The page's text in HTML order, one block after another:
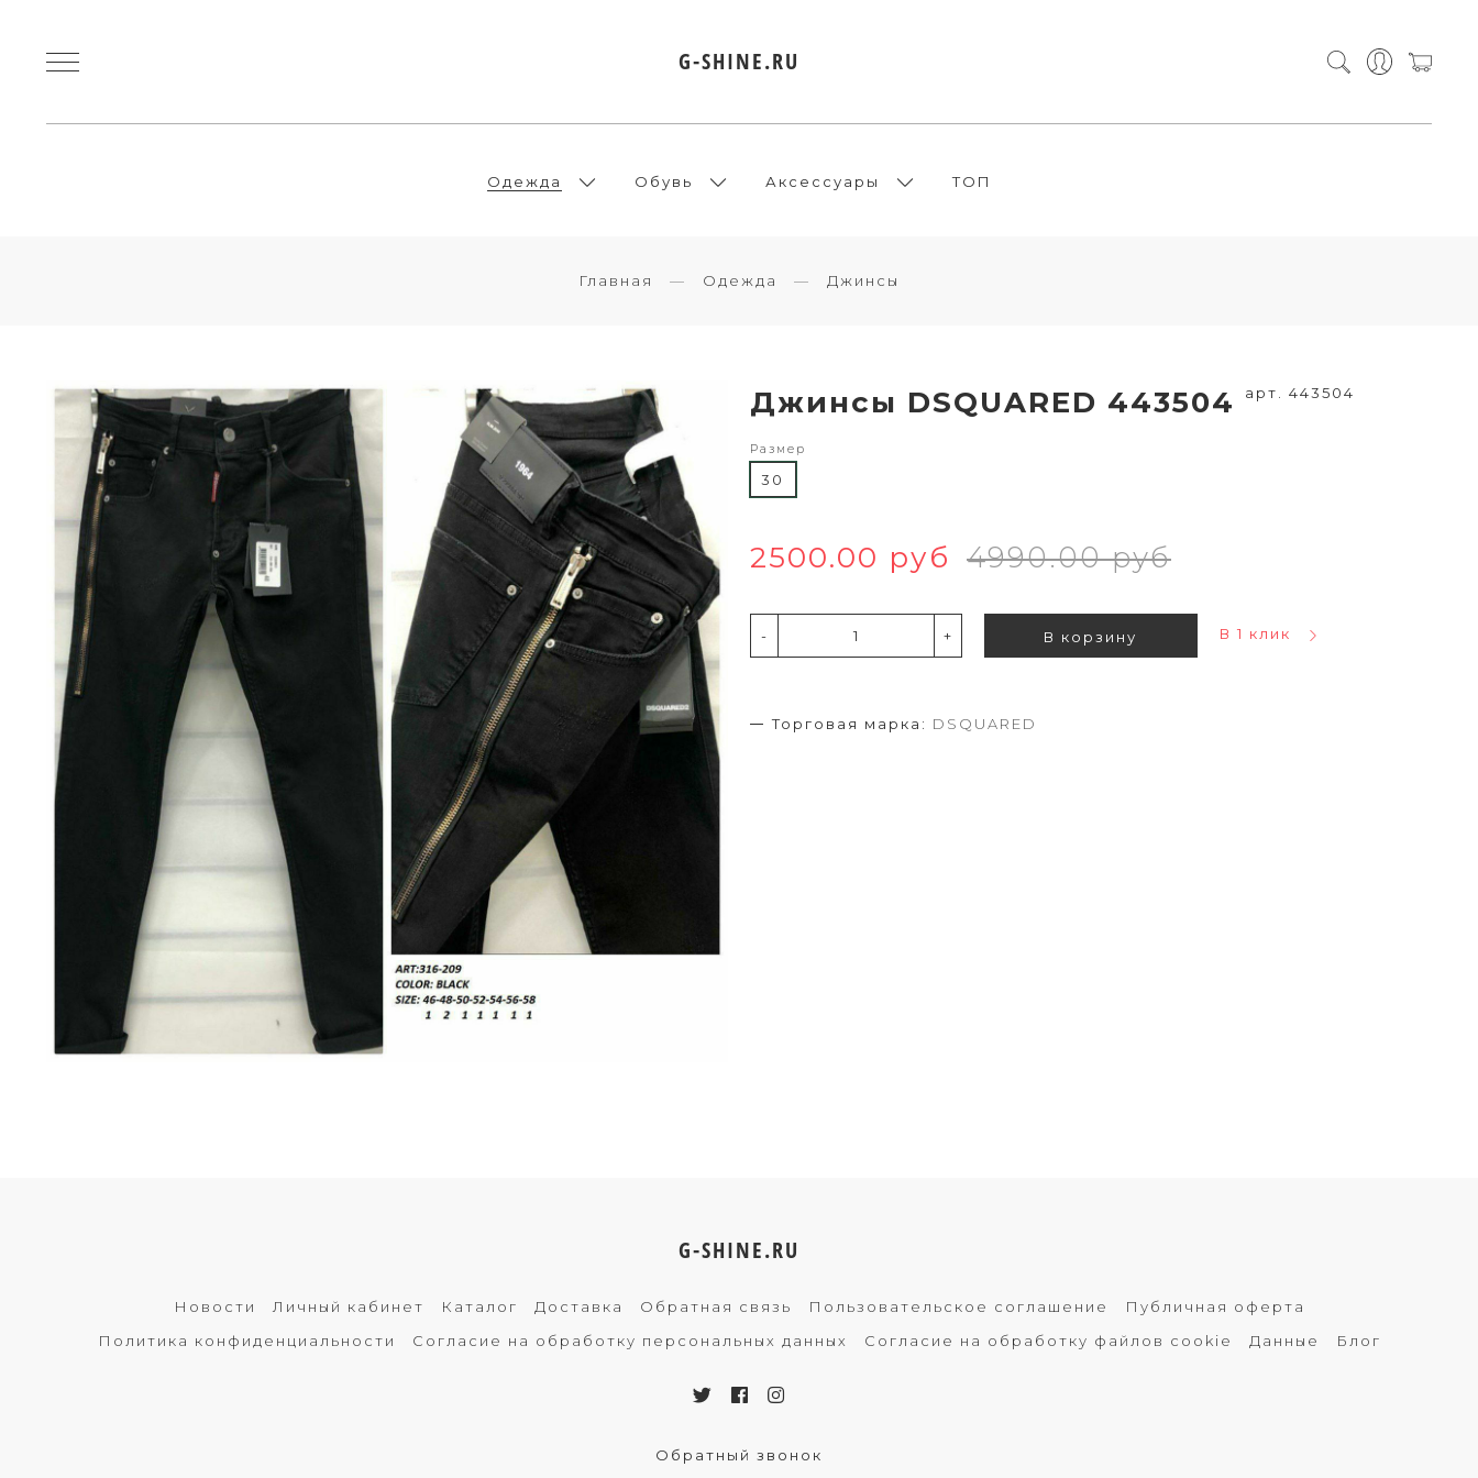
G-SHINE.RU
Одежда Обувь Аксессуары ТОП
Главная Одежда Джинсы
Джинсы DSQUARED 443504 арт. 443504
Размер
30
2500.00 руб 4990.00 руб
- + В корзину В 1 клик
Торговая марка: DSQUARED
G-SHINE.RU
Новости Личный кабинет Каталог Доставка Обратная связь Пользовательское соглашение
Публичная оферта
Политика конфиденциальности
Согласие на обработку персональных данных Согласие на обработку файлов cookie Данные Блог
Обратный звонок